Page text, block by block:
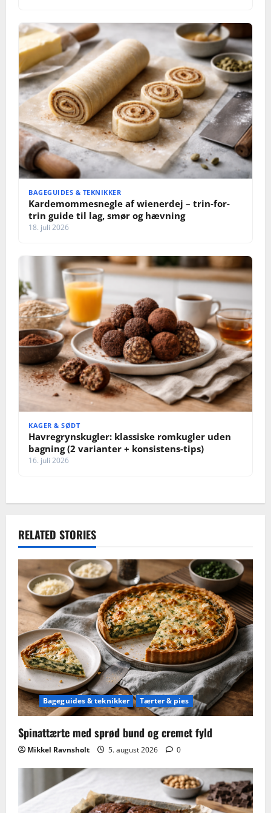
BAGEGUIDES & TEKNIKKER
Kardemommesnegle af wienerdej – trin-for-
trin guide til lag, smør og hævning
18. juli 2026
KAGER & SØDT
Havregrynskugler: klassiske romkugler uden
bagning (2 varianter + konsistens-tips)
16. juli 2026
RELATED STORIES
Bageguides & teknikker Tærter & pies
Spinattærte med sprød bund og cremet fyld
Mikkel Ravnsholt 5. august 2026 0